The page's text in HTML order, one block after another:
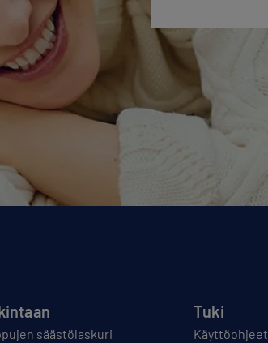
säästölaskuri
Tuki
Käyttöohjeet